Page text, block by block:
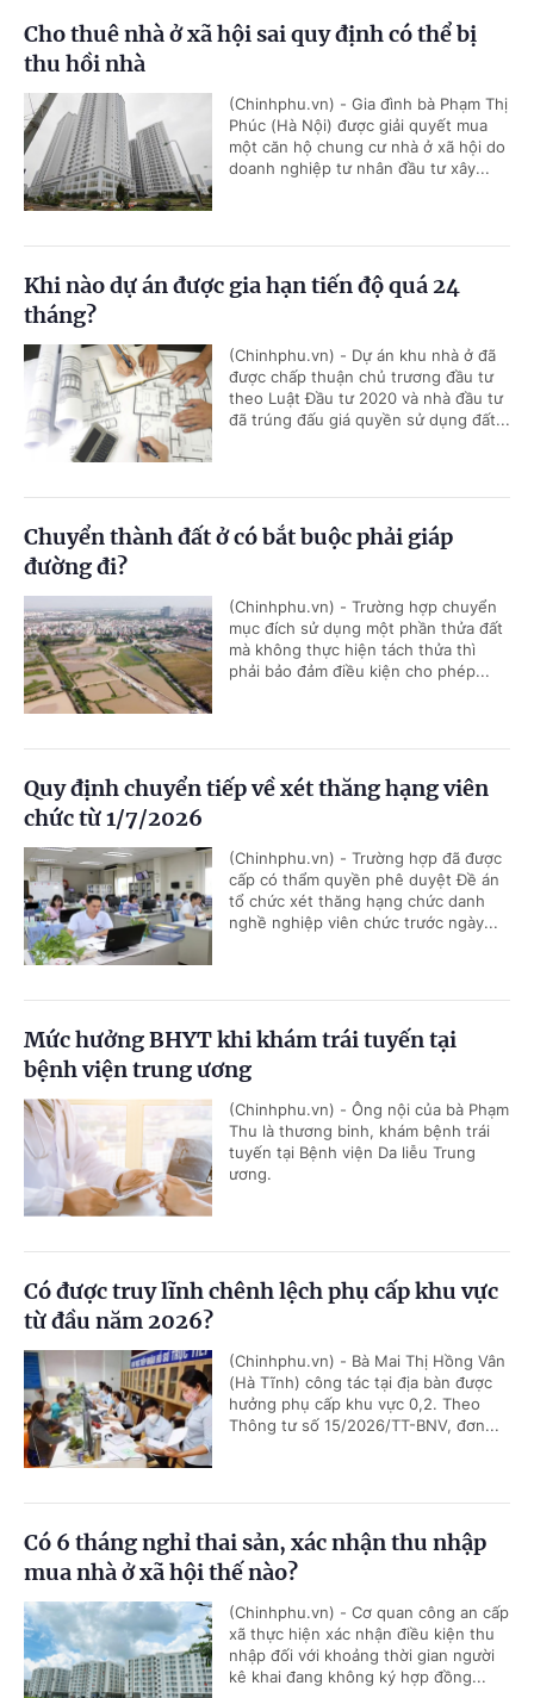
Cho thuê nhà ở xã hội sai quy định có thể bị
thu hồi nhà
(Chinhphu.vn) - Gia đình bà Phạm Thị
Phúc (Hà Nội) được giải quyết mua
một căn hộ chung cư nhà ở xã hội do
doanh nghiệp tư nhân đầu tư xây...
Khi nào dự án được gia hạn tiến độ quá 24
tháng?
(Chinhphu.vn) - Dự án khu nhà ở đã
được chấp thuận chủ trương đầu tư
theo Luật Đầu tư 2020 và nhà đầu tư
đã trúng đấu giá quyền sử dụng đất...
Chuyển thành đất ở có bắt buộc phải giáp
đường đi?
(Chinhphu.vn) - Trường hợp chuyển
mục đích sử dụng một phần thửa đất
mà không thực hiện tách thửa thì
phải bảo đảm điều kiện cho phép...
Quy định chuyển tiếp về xét thăng hạng viên
chức từ 1/7/2026
(Chinhphu.vn) - Trường hợp đã được
cấp có thẩm quyền phê duyệt Đề án
tổ chức xét thăng hạng chức danh
nghề nghiệp viên chức trước ngày...
Mức hưởng BHYT khi khám trái tuyến tại
bệnh viện trung ương
(Chinhphu.vn) - Ông nội của bà Phạm
Thu là thương binh, khám bệnh trái
tuyến tại Bệnh viện Da liễu Trung
ương.
Có được truy lĩnh chênh lệch phụ cấp khu vực
từ đầu năm 2026?
(Chinhphu.vn) - Bà Mai Thị Hồng Vân
(Hà Tĩnh) công tác tại địa bàn được
hưởng phụ cấp khu vực 0,2. Theo
Thông tư số 15/2026/TT-BNV, đơn...
Có 6 tháng nghỉ thai sản, xác nhận thu nhập
mua nhà ở xã hội thế nào?
(Chinhphu.vn) - Cơ quan công an cấp
xã thực hiện xác nhận điều kiện thu
nhập đối với khoảng thời gian người
kê khai đang không ký hợp đồng...